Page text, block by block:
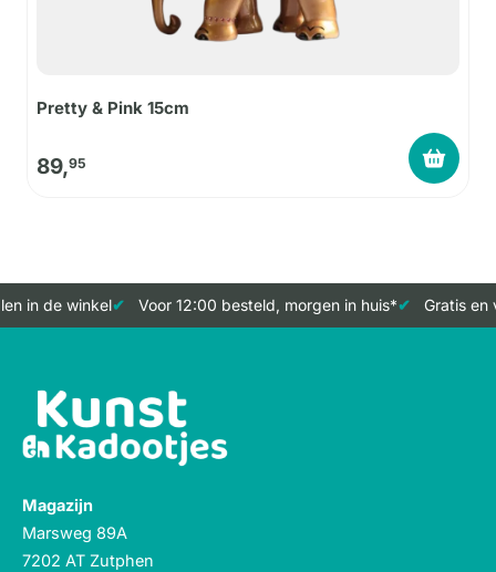
Pretty & Pink 15cm
89,95
in de winkel Voor 12:00 besteld, morgen in huis* Gratis en
Magazijn
Marsweg 89A
7202 AT Zutphen